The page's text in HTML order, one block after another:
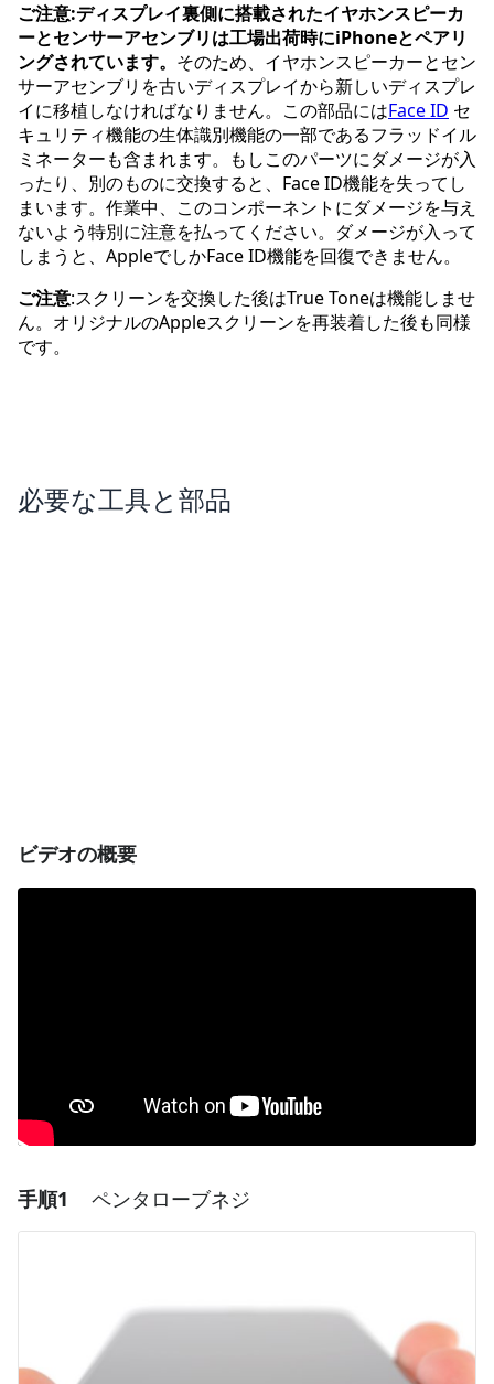
ご注意:ディスプレイ裏側に搭載されたイヤホンスピーカ
ーとセンサーアセンブリは工場出荷時にiPhoneとペアリ
ングされています。 そのため、イヤホンスピーカーとセン
サーアセンブリを古いディスプレイから新しいディスプレ
イに移植しなければなりません。この部品にはFace ID セ
キュリティ機能の生体識別機能の一部であるフラッドイル
ミネーターも含まれます。もしこのパーツにダメージが入
ったり、別のものに交換すると、Face ID機能を失ってし
まいます。作業中、このコンポーネントにダメージを与え
ないよう特別に注意を払ってください。ダメージが入って
しまうと、AppleでしかFace ID機能を回復できません。
ご注意:スクリーンを交換した後はTrue Toneは機能しませ
ん。オリジナルのAppleスクリーンを再装着した後も同様
です。
必要な工具と部品
ビデオの概要
手順1 ペンタローブネジ